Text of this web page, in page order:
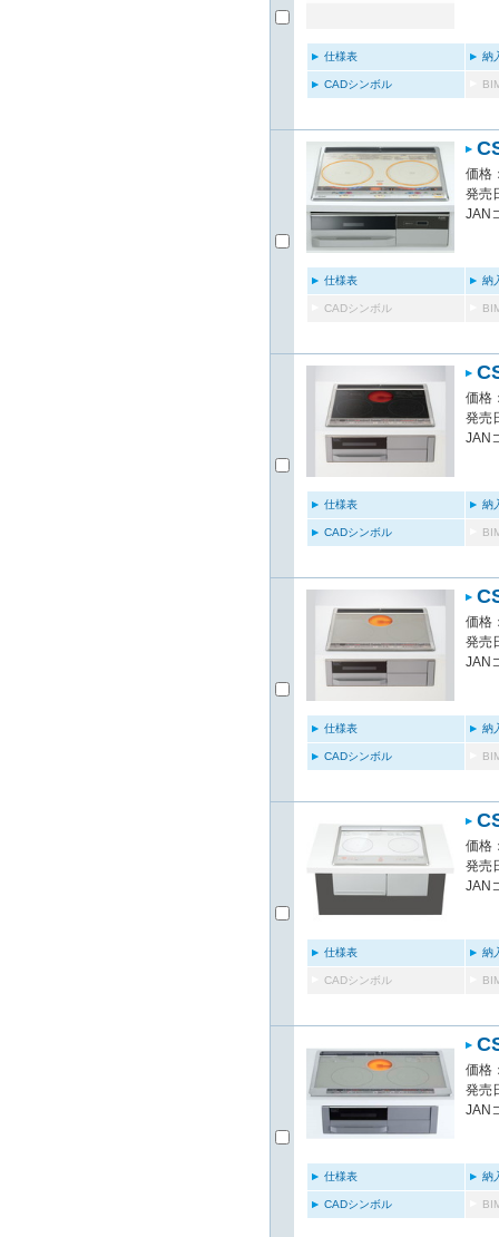
仕様表 納
CADシンボル
価格
発売
JAN
仕様表 納
CADシンボル
価格
発売
JAN
仕様表 納
CADシンボル
価格
発売
JAN
仕様表 納
CADシンボル
価格
発売
JAN
仕様表 納
CADシンボル
価格
発売
JAN
仕様表 納
CADシンボル